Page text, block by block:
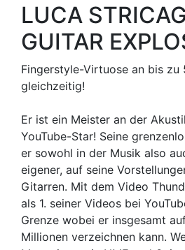
LUCA
GUITAR
Fingerstyle-Virtuose an bis zu
gleichzeitig!
Er ist ein Meister an der
YouTube-Star! Seine
er sowohl in der Musik also
eigener, auf seine
Gitarren. Mit dem Video
als 1. seiner Videos bei
Grenze wobei er insgesamt
Millionen verzeichnen kann.